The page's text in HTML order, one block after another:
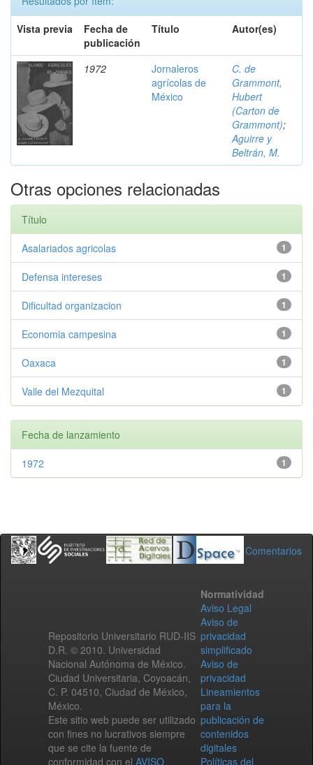
Vista previa
Fecha de
publicación
Título Autor(es)
1972
Jornaleros
agrícolas de
México
C. de
Grammont,
Hubert
(Carton de
Grammont);
Aguirre y
Beltrán, M.
Otras opciones relacionadas
Título
1
Asalariados agricolas
1
Defensa intereses
1
Dificultad organizacion
1
Economia campesina
1
Oaxaca
1
Valle del Mezquital
Fecha de lanzamiento
1
1972
Comentarios
Repositorio Universitario RUD-IIS
D.R. © 2010. Universidad
Nacional Autónoma de México.
Ciudad Universitaria, Coyoacán,
C. P. 04510, Ciudad de México,
México.
Este sitio web puede ser utilizado
con fines no lucrativos siempre
que se cite la fuente de
conformidad con el AVISO
Normatividad
Aviso Legal
Aviso de
privacidad
simplificado
Aviso de
privacidad
Lineamientos
para la
publicación de
contenidos
digitales
Políticas del